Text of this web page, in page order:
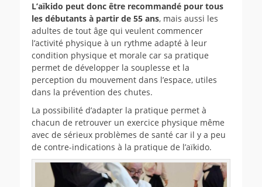
L’aïkido peut donc être recommandé pour tous
les débutants à partir de 55 ans, mais aussi les
adultes de tout âge qui veulent commencer
l’activité physique à un rythme adapté à leur
condition physique et morale car sa pratique
permet de développer la souplesse et la
perception du mouvement dans l’espace, utiles
dans la prévention des chutes.
La possibilité d’adapter la pratique permet à
chacun de retrouver un exercice physique même
avec de sérieux problèmes de santé car il y a peu
de contre-indications à la pratique de l’aïkido.